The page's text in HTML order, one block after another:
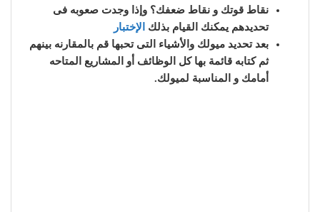
نقاط قوتك و نقاط ضعفك؟ وإذا وجدت صعوبه فى
تحديدهم يمكنك القيام بذلك
الإختبار
بعد تحديد ميولك والأشياء التى تحبها قم بالمقارنه بينهم
ثم كتابه قائمة بها كل الوظائف أو المشاريع المتاحه
أمامك و المناسبة لميولك.